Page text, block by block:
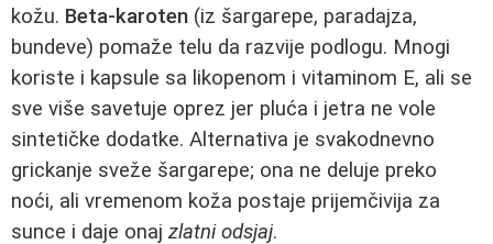
kožu. Beta-karoten (iz šargarepe, paradajza,
bundeve) pomaže telu da razvije podlogu. Mnogi
koriste i kapsule sa likopenom i vitaminom E, ali se
sve više savetuje oprez jer pluća i jetra ne vole
sintetičke dodatke. Alternativa je svakodnevno
grickanje sveže šargarepe; ona ne deluje preko
noći, ali vremenom koža postaje prijemčivija za
sunce i daje onaj zlatni odsjaj.